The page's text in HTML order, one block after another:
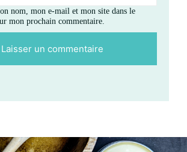
nom, mon e-mail et mon site dans le
mon prochain commentaire.